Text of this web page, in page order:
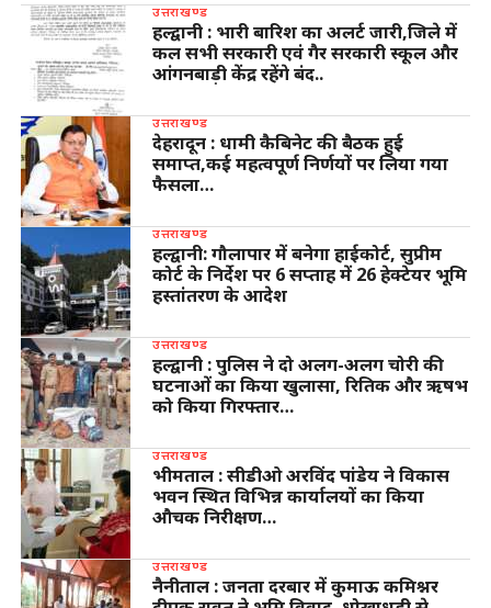
उत्तराखण्ड
हल्द्वानी : भारी बारिश का अलर्ट जारी,जिले में
कल सभी सरकारी एवं गैर सरकारी स्कूल और
आंगनबाड़ी केंद्र रहेंगे बंद..
उत्तराखण्ड
देहरादून : धामी कैबिनेट की बैठक हुई
समाप्त,कई महत्वपूर्ण निर्णयों पर लिया गया
फैसला…
उत्तराखण्ड
हल्द्वानी: गौलापार में बनेगा हाईकोर्ट, सुप्रीम
कोर्ट के निर्देश पर 6 सप्ताह में 26 हेक्टेयर भूमि
हस्तांतरण के आदेश
उत्तराखण्ड
हल्द्वानी : पुलिस ने दो अलग-अलग चोरी की
घटनाओं का किया खुलासा, रितिक और ऋषभ
को किया गिरफ्तार…
उत्तराखण्ड
भीमताल : सीडीओ अरविंद पांडेय ने विकास
भवन स्थित विभिन्न कार्यालयों का किया
औचक निरीक्षण…
उत्तराखण्ड
नैनीताल : जनता दरबार में कुमाऊ कमिश्नर